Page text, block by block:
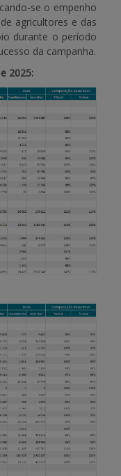
se o empenho
agricultores e das
durante o período
da campanha.
2025: